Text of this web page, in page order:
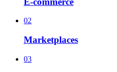
02
Marketplaces
03